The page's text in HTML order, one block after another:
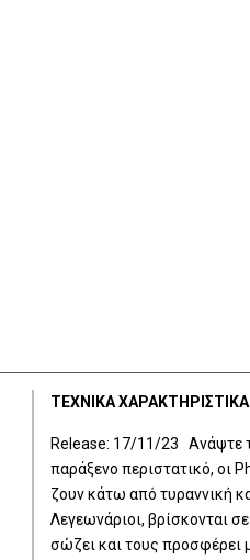
ΤΕΧΝΙΚΑ ΧΑΡΑΚΤΗΡΙΣΤΙΚΑ
Release: 17/11/23 Ανάψτε
παράξενο περιστατικό, οι
ζουν κάτω από τυραννική
Λεγεωνάριοι, βρίσκονται
σώζει και τους προσφέρει